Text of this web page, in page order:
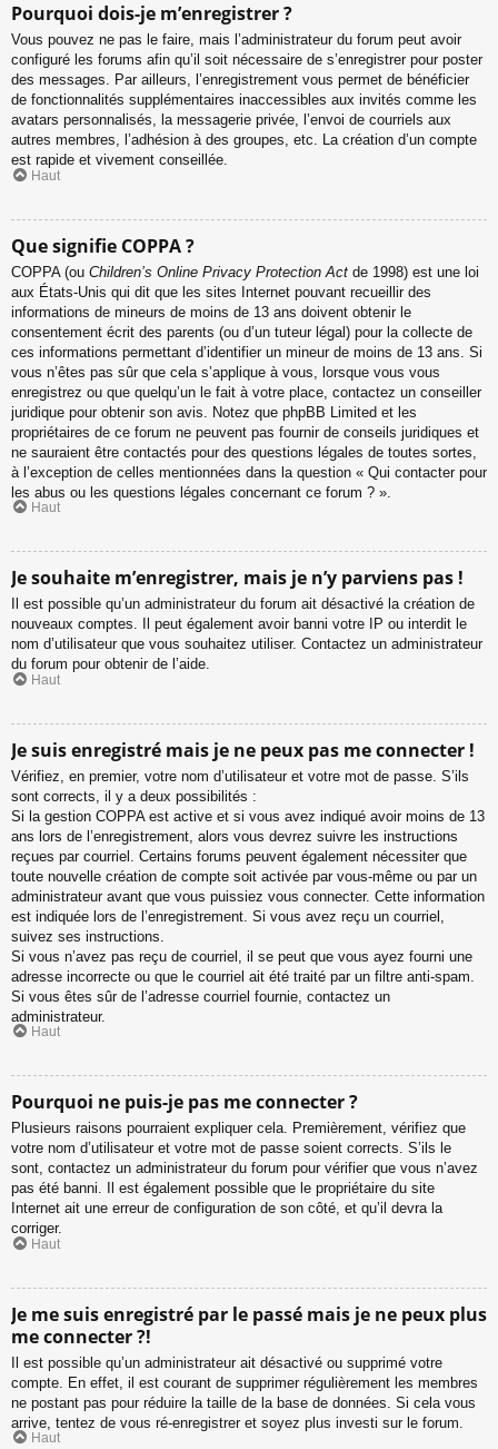
Pourquoi dois-je m’enregistrer ?
Vous pouvez ne pas le faire, mais l’administrateur du forum peut avoir
configuré les forums afin qu’il soit nécessaire de s’enregistrer pour poster
des messages. Par ailleurs, l’enregistrement vous permet de bénéficier
de fonctionnalités supplémentaires inaccessibles aux invités comme les
avatars personnalisés, la messagerie privée, l’envoi de courriels aux
autres membres, l’adhésion à des groupes, etc. La création d’un compte
est rapide et vivement conseillée.
Haut
Que signifie COPPA ?
COPPA (ou Children’s Online Privacy Protection Act de 1998) est une loi
aux États-Unis qui dit que les sites Internet pouvant recueillir des
informations de mineurs de moins de 13 ans doivent obtenir le
consentement écrit des parents (ou d’un tuteur légal) pour la collecte de
ces informations permettant d’identifier un mineur de moins de 13 ans. Si
vous n’êtes pas sûr que cela s’applique à vous, lorsque vous vous
enregistrez ou que quelqu’un le fait à votre place, contactez un conseiller
juridique pour obtenir son avis. Notez que phpBB Limited et les
propriétaires de ce forum ne peuvent pas fournir de conseils juridiques et
ne sauraient être contactés pour des questions légales de toutes sortes,
à l’exception de celles mentionnées dans la question « Qui contacter pour
les abus ou les questions légales concernant ce forum ? ».
Haut
Je souhaite m’enregistrer, mais je n’y parviens pas !
Il est possible qu’un administrateur du forum ait désactivé la création de
nouveaux comptes. Il peut également avoir banni votre IP ou interdit le
nom d’utilisateur que vous souhaitez utiliser. Contactez un administrateur
du forum pour obtenir de l’aide.
Haut
Je suis enregistré mais je ne peux pas me connecter !
Vérifiez, en premier, votre nom d’utilisateur et votre mot de passe. S’ils
sont corrects, il y a deux possibilités :
Si la gestion COPPA est active et si vous avez indiqué avoir moins de 13
ans lors de l’enregistrement, alors vous devrez suivre les instructions
reçues par courriel. Certains forums peuvent également nécessiter que
toute nouvelle création de compte soit activée par vous-même ou par un
administrateur avant que vous puissiez vous connecter. Cette information
est indiquée lors de l’enregistrement. Si vous avez reçu un courriel,
suivez ses instructions.
Si vous n’avez pas reçu de courriel, il se peut que vous ayez fourni une
adresse incorrecte ou que le courriel ait été traité par un filtre anti-spam.
Si vous êtes sûr de l’adresse courriel fournie, contactez un
administrateur.
Haut
Pourquoi ne puis-je pas me connecter ?
Plusieurs raisons pourraient expliquer cela. Premièrement, vérifiez que
votre nom d’utilisateur et votre mot de passe soient corrects. S’ils le
sont, contactez un administrateur du forum pour vérifier que vous n’avez
pas été banni. Il est également possible que le propriétaire du site
Internet ait une erreur de configuration de son côté, et qu’il devra la
corriger.
Haut
Je me suis enregistré par le passé mais je ne peux plus
me connecter ?!
Il est possible qu’un administrateur ait désactivé ou supprimé votre
compte. En effet, il est courant de supprimer régulièrement les membres
ne postant pas pour réduire la taille de la base de données. Si cela vous
arrive, tentez de vous ré-enregistrer et soyez plus investi sur le forum.
Haut